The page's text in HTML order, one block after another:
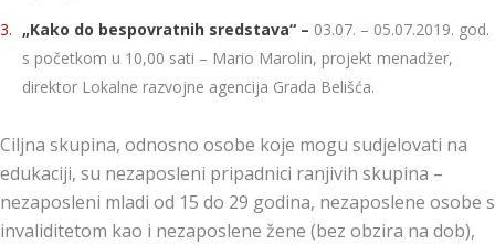
„Kako do bespovratnih sredstava“ – 03.07. – 05.07.2019. god.
s početkom u 10,00 sati – Mario Marolin, projekt menadžer,
direktor Lokalne razvojne agencija Grada Belišća.
Ciljna skupina, odnosno osobe koje mogu sudjelovati na
edukaciji, su nezaposleni pripadnici ranjivih skupina –
nezaposleni mladi od 15 do 29 godina, nezaposlene osobe s
invaliditetom kao i nezaposlene žene (bez obzira na dob),